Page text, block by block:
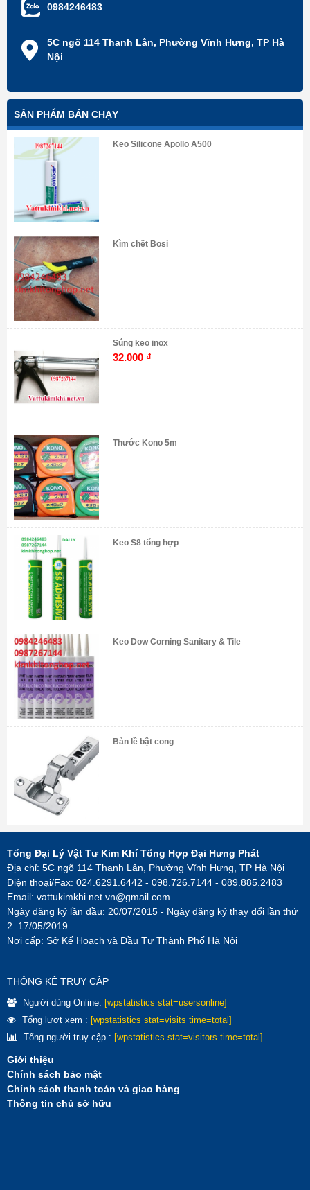
0984246483
5C ngõ 114 Thanh Lân, Phường Vĩnh Hưng, TP Hà
Nội
SẢN PHẨM BÁN CHẠY
Keo Silicone Apollo A500
Kìm chết Bosi
Súng keo inox
32.000 ₫
Thước Kono 5m
Keo S8 tổng hợp
Keo Dow Corning Sanitary & Tile
Bản lề bật cong
Tổng Đại Lý Vật Tư Kim Khí Tổng Hợp Đại Hưng Phát
Địa chỉ: 5C ngõ 114 Thanh Lân, Phường Vĩnh Hưng, TP Hà Nội
Điện thoại/Fax: 024.6291.6442 - 098.726.7144 - 089.885.2483
Email: vattukimkhi.net.vn@gmail.com
Ngày đăng ký lần đầu: 20/07/2015 - Ngày đăng ký thay đổi lần thứ
2: 17/05/2019
Nơi cấp: Sở Kế Hoạch và Đầu Tư Thành Phố Hà Nội
THÔNG KÊ TRUY CẬP
Người dùng Online: [wpstatistics stat=usersonline]
Tổng lượt xem : [wpstatistics stat=visits time=total]
Tổng người truy cập : [wpstatistics stat=visitors time=total]
Giới thiệu
Chính sách bảo mật
Chính sách thanh toán và giao hàng
Thông tin chủ sở hữu